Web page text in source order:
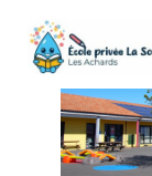
contenu